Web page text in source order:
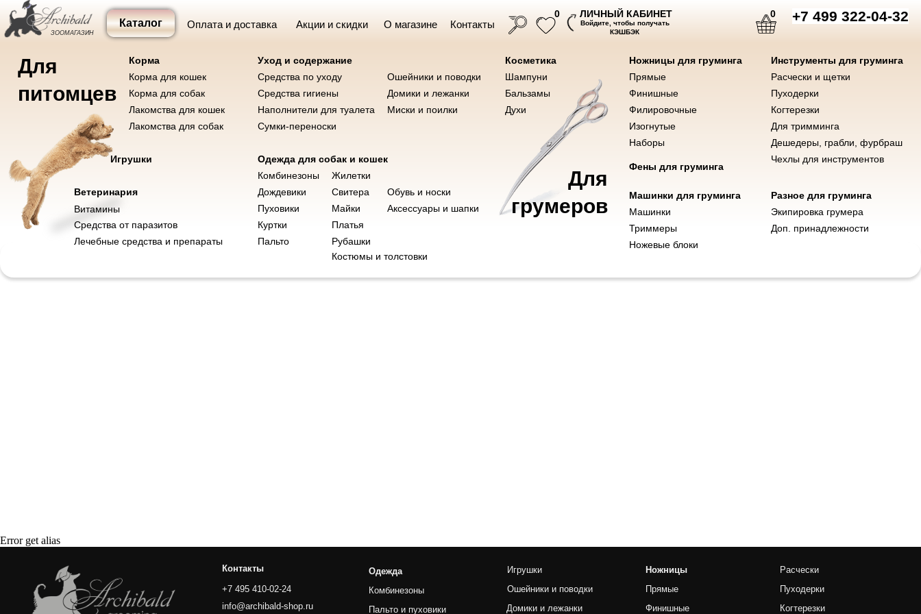
ЗООМАГАЗИН
+7 499 322-04-32
0
Каталог О магазине
Оплата и доставка Акции и скидки Контакты
0 ЛИЧНЫЙ КАБИНЕТ
Войдите, чтобы получать
КЭШБЭК
Корма и лакомства Уход и содержание Игрушки Косметика Ножницы для груминга Инструменты для груминга Машинки и ножи Фены Разное для груминга
Одежда для собак и кошек
Комбинезоны
Пуховики
Дождевики
Куртки
Пальто
Платья
Костюмы и толстовки
Свитера
Майки
Игрушки
Ошейники и поводки
Домики и лежанки
Сумки-переноски
Косметика
Ножницы для груминга
Прямые
Финишные
Филировочные
Изогнутые
Наборы
Машинки
Триммеры
Ножевые блоки
Расчески и щетки
Для тримминга
Когтерезки
Пуходерки
Чехлы для инструментов
Экипировка грумера
Доп. принадлежности
Аксессуары и шапки
Инструменты для груминга
Фены для груминга
Дешедеры, грабли, фурбраш
Рубашки
Для
питомцев
Для
грумеров
Обувь и носки
Жилетки
Миски и поилки
Корма
Корма для кошек
Корма для собак
Лакомства для кошек
Лакомства для собак
Уход и содержание
Наполнители для туалета
Средства по уходу
Средства гигиены
Шампуни
Духи
Бальзамы
Ветеринария
Витамины
Лечебные средства и препараты
Средства от паразитов
Машинки для груминга Разное для груминга
Корма для собак
Корма для кошек
Лакомства для собак
Трахея говяжья сред.
Трахея говяжья сред.
Error get alias
Косметика и уход
Наборы
ARCHIBALD-SHOP.RU
г. Москва
г. Москва
ARCHIBALD-SALON.RU